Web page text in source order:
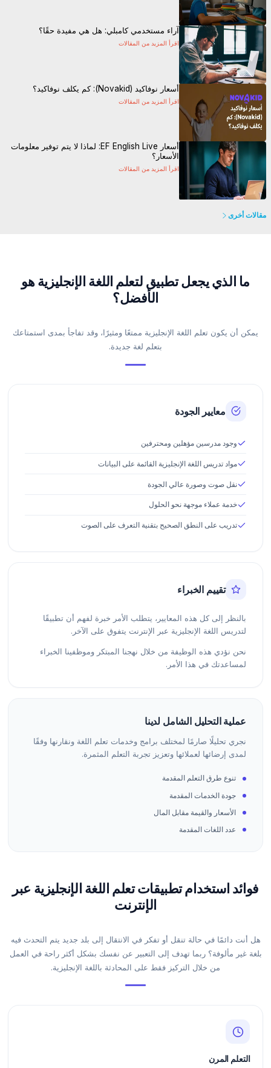
آراء مستخدمي كامبلي: هل هي مفيدة حقًا؟
اقرأ المزيد من المقالات
أسعار نوفاكيد (Novakid): كم يكلف نوفاكيد؟
اقرأ المزيد من المقالات
أسعار EF English Live: لماذا لا يتم توفير معلومات
الأسعار؟
اقرأ المزيد من المقالات
مقالات أخرى
ما الذي يجعل تطبيق لتعلم اللغة الإنجليزية هو
الأفضل؟
يمكن أن يكون تعلم اللغة الإنجليزية ممتعًا ومثيرًا، وقد تفاجأ بمدى استمتاعك
بتعلم لغة جديدة.
معايير الجودة
وجود مدرسين مؤهلين ومحترفين
مواد تدريس اللغة الإنجليزية القائمة على البيانات
نقل صوت وصورة عالي الجودة
خدمة عملاء موجهة نحو الحلول
تدريب على النطق الصحيح بتقنية التعرف على الصوت
تقييم الخبراء
بالنظر إلى كل هذه المعايير، يتطلب الأمر خبرة لفهم أن تطبيقًا
لتدريس اللغة الإنجليزية عبر الإنترنت يتفوق على الآخر.
نحن نؤدي هذه الوظيفة من خلال نهجنا المبتكر وموظفينا الخبراء
لمساعدتك في هذا الأمر.
عملية التحليل الشامل لدينا
نجري تحليلًا صارمًا لمختلف برامج وخدمات تعلم اللغة ونقارنها وفقًا
لمدى إرضائها لعملائها وتعزيز تجربة التعلم المثمرة.
تنوع طرق التعلم المقدمة
جودة الخدمات المقدمة
الأسعار والقيمة مقابل المال
عدد اللغات المقدمة
فوائد استخدام تطبيقات تعلم اللغة الإنجليزية عبر
الإنترنت
هل أنت دائمًا في حالة تنقل أو تفكر في الانتقال إلى بلد جديد يتم التحدث فيه
بلغة غير مألوفة؟ ربما تهدف إلى التعبير عن نفسك بشكل أكثر راحة في العمل
من خلال التركيز فقط على المحادثة باللغة الإنجليزية.
التعلم المرن